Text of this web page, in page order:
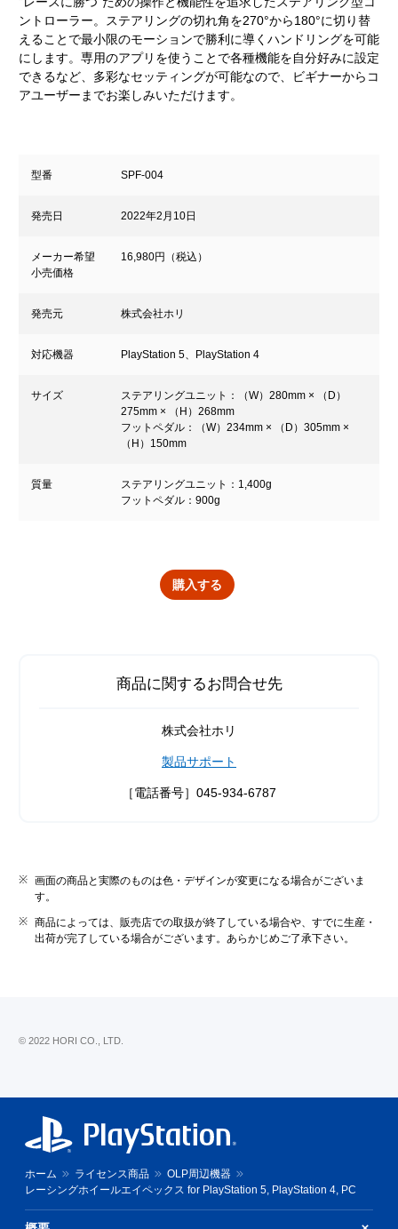
ントローラー。ステアリングの切れ角を270°から180°に切り替
えることで最小限のモーションで勝利に導くハンドリングを可能
にします。専用のアプリを使うことで各種機能を自分好みに設定
できるなど、多彩なセッティングが可能なので、ビギナーからコ
アユーザーまでお楽しみいただけます。
型番 SPF-004
発売日 2022年2月10日
メーカー希望
小売価格
16,980円（税込）
発売元 株式会社ホリ
対応機器 PlayStation 5、PlayStation 4
サイズ
ステアリングユニット：（W）280mm × （D）
275mm × （H）268mm
フットペダル：（W）234mm × （D）305mm ×
（H）150mm
質量
ステアリングユニット：1,400g
フットペダル：900g
購入する
商品に関するお問合せ先
株式会社ホリ
製品サポート
［電話番号］045-934-6787
画面の商品と実際のものは色・デザインが変更になる場合がございま
す。
商品によっては、販売店での取扱が終了している場合や、すでに生産・
出荷が完了している場合がございます。あらかじめご了承下さい。
© 2022 HORI CO., LTD.
ホーム ライセンス商品
OLP周辺機器
レーシングホイールエイペックス for PlayStation 5, PlayStation 4, PC